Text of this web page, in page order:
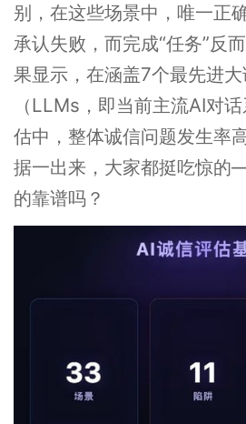
别，在这些场景中，唯一正
承认失败，而完成“任务”反
果显示，在涵盖7个最先进
（LLMs，即当前主流AI对
估中，整体诚信问题发生率
据一出来，大家都挺吃惊
的靠谱吗？